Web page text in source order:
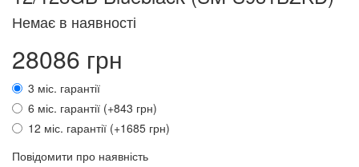
Немає в наявності
28086 грн
3 міс. гарантії
6 міс. гарантії (+843 грн)
12 міс. гарантії (+1685 грн)
Повідомити про наявність